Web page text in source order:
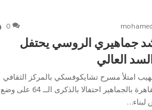
0
جماهيري الروسي يحتفل
العالي
امتلأ مسرح تشايكوفسكي بالمركز الثقافي
الروسي بالقاهرة بالجماهير احتفالا بالذكرى الــ 64 على وضع